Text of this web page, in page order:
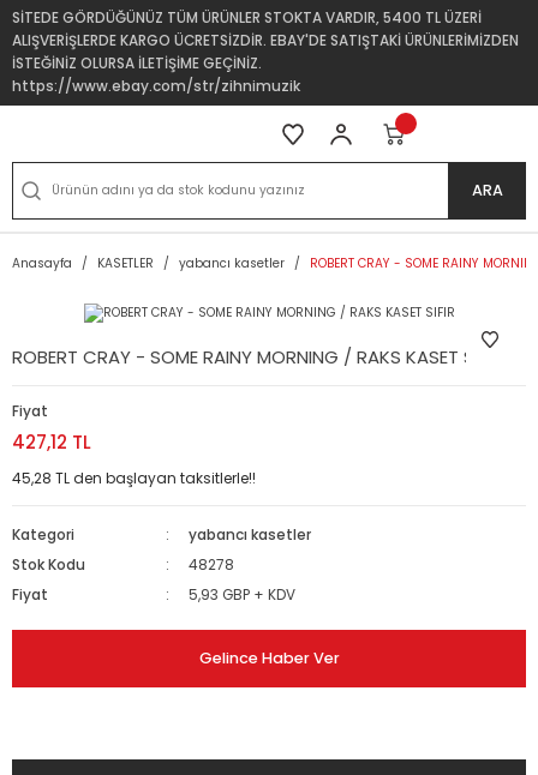
SİTEDE GÖRDÜĞÜNÜZ TÜM ÜRÜNLER STOKTA VARDIR, 5400 TL ÜZERİ
ALIŞVERİŞLERDE KARGO ÜCRETSİZDİR. EBAY'DE SATIŞTAKİ ÜRÜNLERİMİZDEN
İSTEĞİNİZ OLURSA İLETİŞİME GEÇİNİZ.
https://www.ebay.com/str/zihnimuzik
ARA
Anasayfa KASETLER yabancı kasetler ROBERT CRAY - SOME RAINY
ROBERT CRAY - SOME RAINY MORNING / RAKS KASET SIFIR
Fiyat
427,12 TL
45,28 TL den başlayan taksitlerle!!
Kategori
yabancı kasetler
Stok Kodu
48278
Fiyat
5,93 GBP + KDV
Gelince Haber Ver